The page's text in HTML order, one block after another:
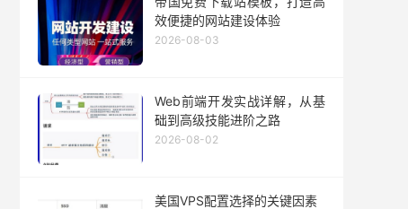
效便捷的网站建设体验
2026-08-03
Web前端开发实战详解，从基
础到高级技能进阶之路
2026-08-02
美国VPS配置选择的关键因素